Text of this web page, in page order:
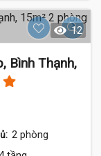
12
Bình Thạnh,
2 phòng